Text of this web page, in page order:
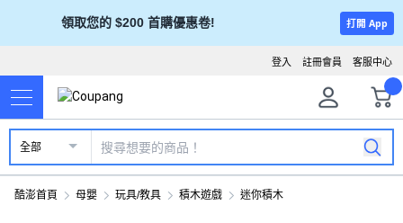
領取您的 $200 首購優惠卷! 打開 App
客服中心
註冊會員
登入
全部
酷澎首頁 母嬰 玩具/教具 積木遊戲 迷你積木